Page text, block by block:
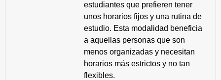
estudiantes que prefieren tener
unos horarios fijos y una rutina de
estudio. Esta modalidad beneficia
a aquellas personas que son
menos organizadas y necesitan
horarios más estrictos y no tan
flexibles.